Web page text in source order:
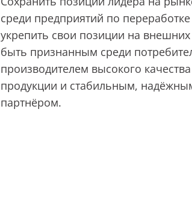
среди предприятий по
укрепить свои позиции на
быть признанным среди
производителем высокого качества
продукции и стабильным,
партнёром.